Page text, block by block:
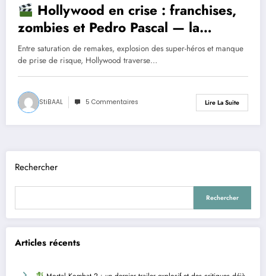
Hollywood en crise : franchises,
zombies et Pedro Pascal — la
créativité étouffe-t-elle le cinéma ?
Entre saturation de remakes, explosion des super-héros et manque
de prise de risque, Hollywood traverse…
StiBAAL 5 Commentaires Lire La Suite
Rechercher
Rechercher
Articles récents